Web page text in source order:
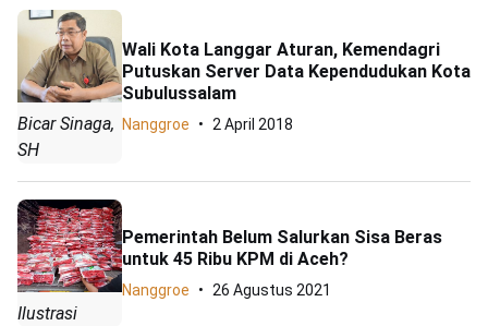
Bicar Sinaga,
SH
Wali Kota Langgar Aturan, Kemendagri
Putuskan Server Data Kependudukan Kota
Subulussalam
Nanggroe 2 April 2018
Ilustrasi
Pemerintah Belum Salurkan Sisa Beras
untuk 45 Ribu KPM di Aceh?
Nanggroe 26 Agustus 2021